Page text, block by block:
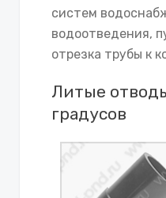
систем
водоотведения,
отрезка трубы к
Литые
градусов